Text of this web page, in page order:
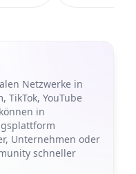
Netzwerke in
TikTok, YouTube
in
Unternehmen oder
schneller